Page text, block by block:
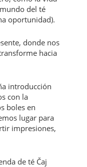
del té
oportunidad).
donde nos
hacia
introducción
con la
boles en
lugar para
impresiones,
de té Čaj